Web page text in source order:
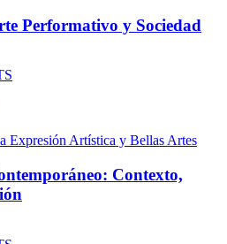
Performativo y Sociedad
Expresión Artística y Bellas Artes
Contexto,